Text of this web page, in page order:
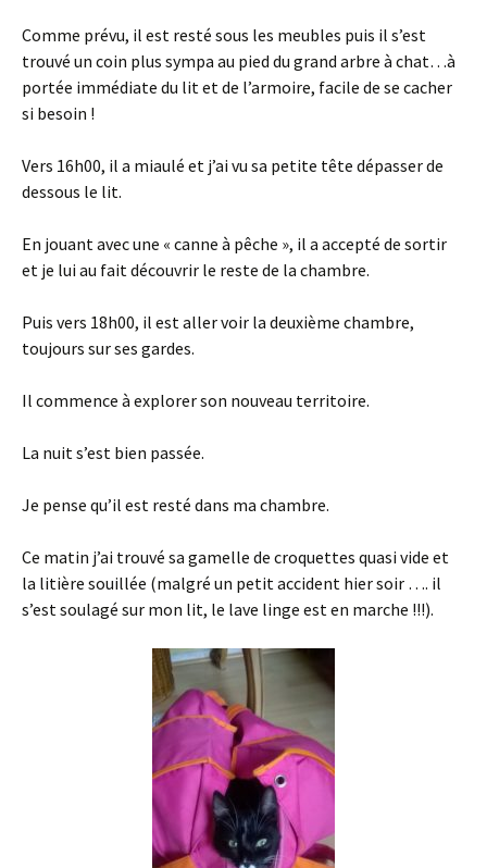
Comme prévu, il est resté sous les meubles puis il s’est
trouvé un coin plus sympa au pied du grand arbre à chat…à
portée immédiate du lit et de l’armoire, facile de se cacher
si besoin !
Vers 16h00, il a miaulé et j’ai vu sa petite tête dépasser de
dessous le lit.
En jouant avec une « canne à pêche », il a accepté de sortir
et je lui au fait découvrir le reste de la chambre.
Puis vers 18h00, il est aller voir la deuxième chambre,
toujours sur ses gardes.
Il commence à explorer son nouveau territoire.
La nuit s’est bien passée.
Je pense qu’il est resté dans ma chambre.
Ce matin j’ai trouvé sa gamelle de croquettes quasi vide et
la litière souillée (malgré un petit accident hier soir …. il
s’est soulagé sur mon lit, le lave linge est en marche !!!).